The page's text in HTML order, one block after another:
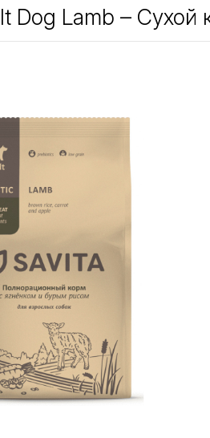
Dog Lamb –